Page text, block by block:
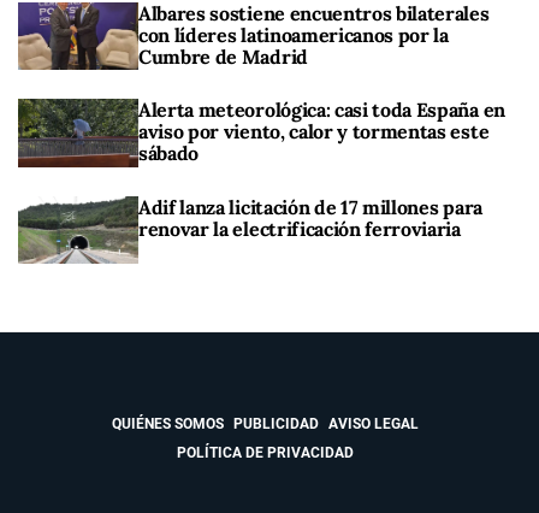
Albares sostiene encuentros bilaterales
con líderes latinoamericanos por la
Cumbre de Madrid
Alerta meteorológica: casi toda España en
aviso por viento, calor y tormentas este
sábado
Adif lanza licitación de 17 millones para
renovar la electrificación ferroviaria
QUIÉNES SOMOS PUBLICIDAD
AVISO LEGAL
POLÍTICA DE PRIVACIDAD